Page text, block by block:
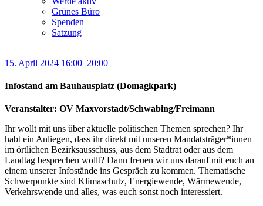
Grünes Büro
Spenden
Satzung
15. April 2024 16:00–20:00
Infostand am Bauhausplatz (Domagkpark)
Veranstalter: OV Maxvorstadt/Schwabing/Freimann
Ihr wollt mit uns über aktuelle politischen Themen sprechen? Ihr
habt ein Anliegen, dass ihr direkt mit unseren Mandatsträger*innen
im örtlichen Bezirksausschuss, aus dem Stadtrat oder aus dem
Landtag besprechen wollt? Dann freuen wir uns darauf mit euch an
einem unserer Infostände ins Gespräch zu kommen. Thematische
Schwerpunkte sind Klimaschutz, Energiewende, Wärmewende,
Verkehrswende und alles, was euch sonst noch interessiert.